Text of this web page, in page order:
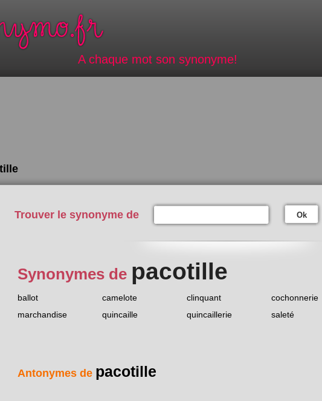
A chaque mot son synonyme!
Trouver le synonyme de Ok
Synonymes de pacotille
ballot camelote clinquant
cochonnerie
marchandise
quincaille quincaillerie saleté
Antonymes de pacotille